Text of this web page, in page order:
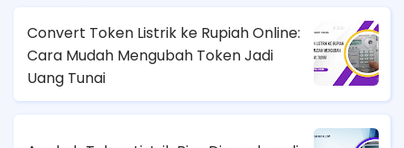
Convert Token Listrik ke Rupiah Online:
Cara Mudah Mengubah Token Jadi
Uang Tunai